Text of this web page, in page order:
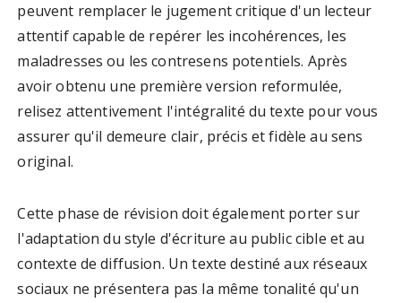
peuvent remplacer le jugement critique d'un lecteur
attentif capable de repérer les incohérences, les
maladresses ou les contresens potentiels. Après
avoir obtenu une première version reformulée,
relisez attentivement l'intégralité du texte pour vous
assurer qu'il demeure clair, précis et fidèle au sens
original.
Cette phase de révision doit également porter sur
l'adaptation du style d'écriture au public cible et au
contexte de diffusion. Un texte destiné aux réseaux
sociaux ne présentera pas la même tonalité qu'un